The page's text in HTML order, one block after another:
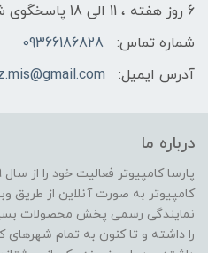
6 روز هفته ، 11 الی 18 پاسخگوی شما هستیم
شماره تماس:
09366186828
آدرس ایمیل:
درباره ما
نمایندگی رسمی پخش محصولات
را داشته و تا کنون به تمام شهرهای